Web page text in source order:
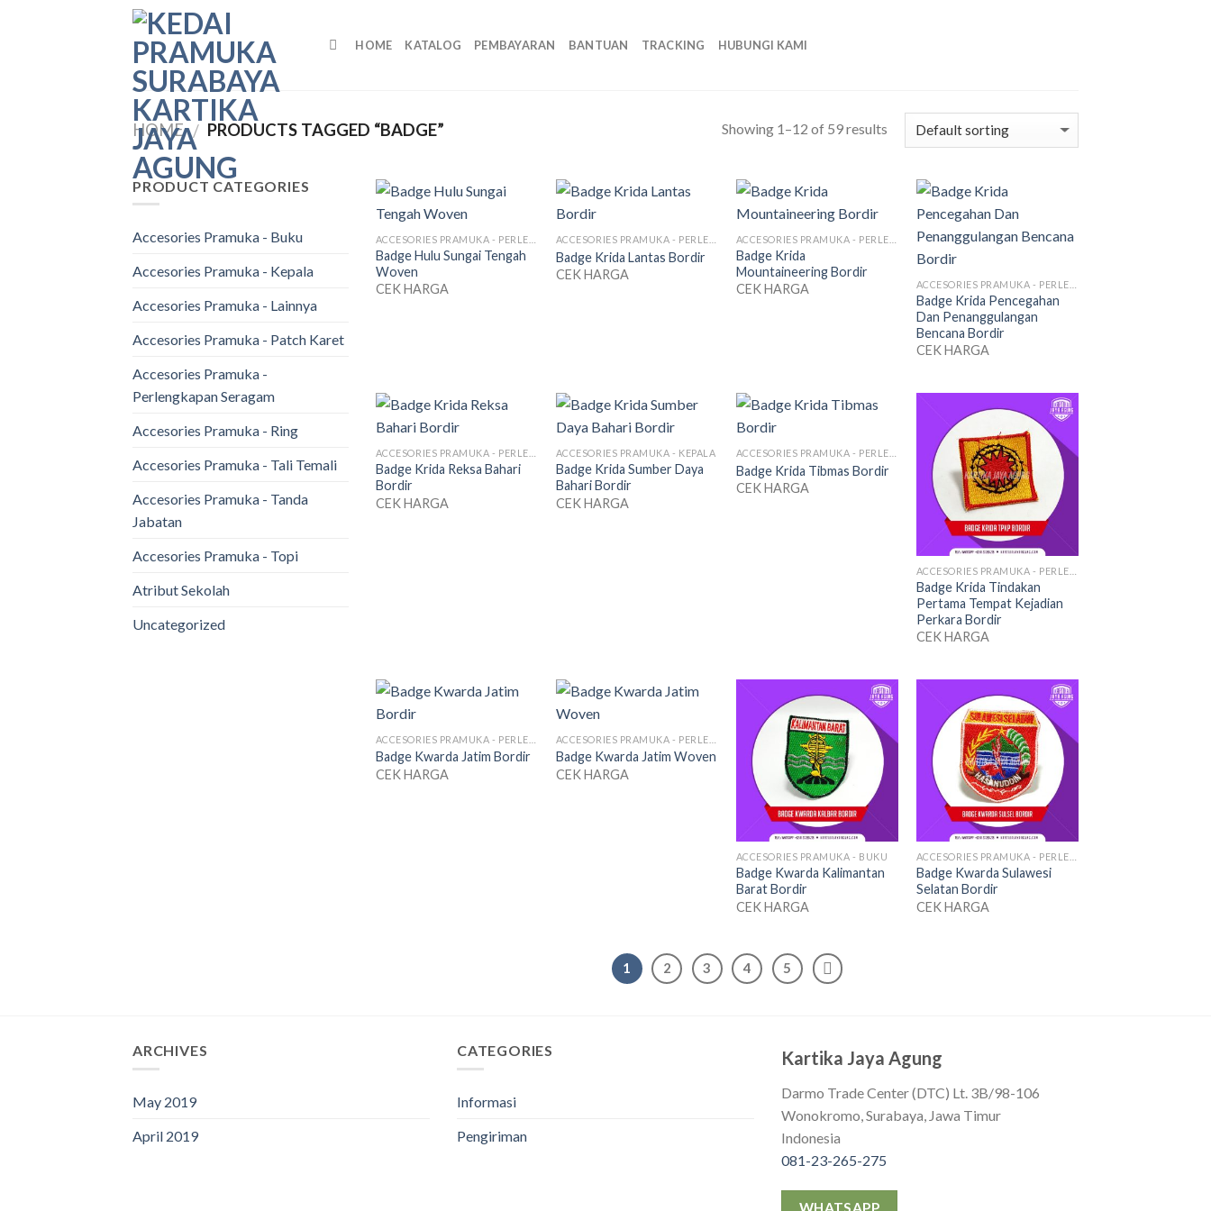
HOME KATALOG PEMBAYARAN BANTUAN TRACKING HUBUNGI KAMI
HOME / PRODUCTS TAGGED “BADGE” Showing 1–12 of 59 results
PRODUCT CATEGORIES
Accesories Pramuka - Buku
Accesories Pramuka - Kepala
Accesories Pramuka - Lainnya
Accesories Pramuka - Patch Karet
Accesories Pramuka -
Perlengkapan Seragam
Accesories Pramuka - Ring
Accesories Pramuka - Tali Temali
Accesories Pramuka - Tanda
Jabatan
Accesories Pramuka - Topi
Atribut Sekolah
Uncategorized
Badge Hulu Sungai Tengah
Woven
CEK HARGA
Badge Krida Lantas Bordir
CEK HARGA
Badge Krida
Mountaineering Bordir
CEK HARGA
Badge Krida Pencegahan
Dan Penanggulangan
Bencana Bordir
CEK HARGA
Badge Krida Reksa Bahari
Bordir
CEK HARGA
ACCESORIES PRAMUKA - KEPALA
Badge Krida Sumber Daya
Bahari Bordir
CEK HARGA
Badge Krida Tibmas Bordir
CEK HARGA
Badge Krida Tindakan
Pertama Tempat Kejadian
Perkara Bordir
CEK HARGA
Badge Kwarda Jatim Bordir
CEK HARGA
Badge Kwarda Jatim Woven
CEK HARGA
ACCESORIES PRAMUKA - BUKU
Badge Kwarda Kalimantan
Barat Bordir
CEK HARGA
Badge Kwarda Sulawesi
Selatan Bordir
CEK HARGA
1 2 3 4 5
ARCHIVES
May 2019
April 2019
CATEGORIES
Informasi
Pengiriman
Kartika Jaya Agung
Darmo Trade Center (DTC) Lt. 3B/98-106
Wonokromo, Surabaya, Jawa Timur
Indonesia
081-23-265-275
WHATSAPP